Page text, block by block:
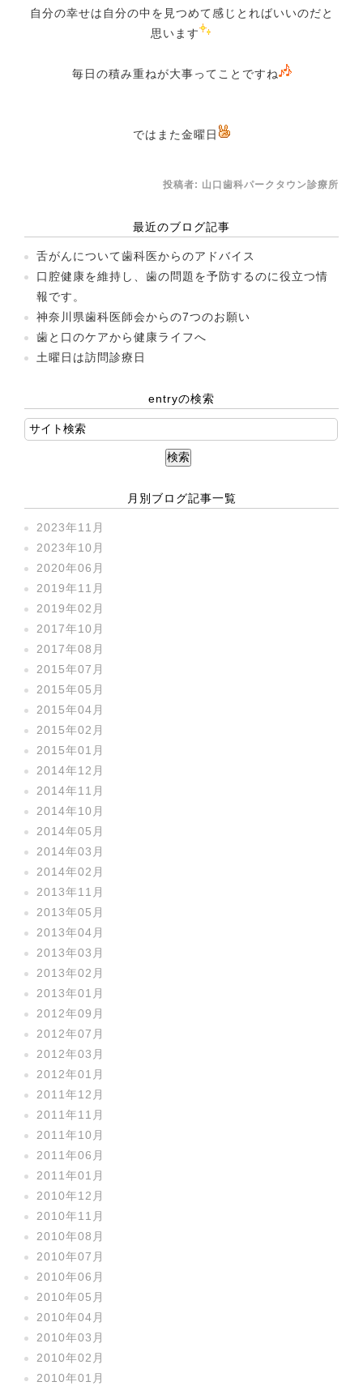
自分の幸せは自分の中を見つめて感じとればいいのだと
思います
毎日の積み重ねが大事ってことですね
ではまた金曜日
投稿者: 山口歯科パークタウン診療所
最近のブログ記事
舌がんについて歯科医からのアドバイス
口腔健康を維持し、歯の問題を予防するのに役立つ情
報です。
神奈川県歯科医師会からの7つのお願い
歯と口のケアから健康ライフへ
土曜日は訪問診療日
entryの検索
月別ブログ記事一覧
2023年11月
2023年10月
2020年06月
2019年11月
2019年02月
2017年10月
2017年08月
2015年07月
2015年05月
2015年04月
2015年02月
2015年01月
2014年12月
2014年11月
2014年10月
2014年05月
2014年03月
2014年02月
2013年11月
2013年05月
2013年04月
2013年03月
2013年02月
2013年01月
2012年09月
2012年07月
2012年03月
2012年01月
2011年12月
2011年11月
2011年10月
2011年06月
2011年01月
2010年12月
2010年11月
2010年08月
2010年07月
2010年06月
2010年05月
2010年04月
2010年03月
2010年02月
2010年01月